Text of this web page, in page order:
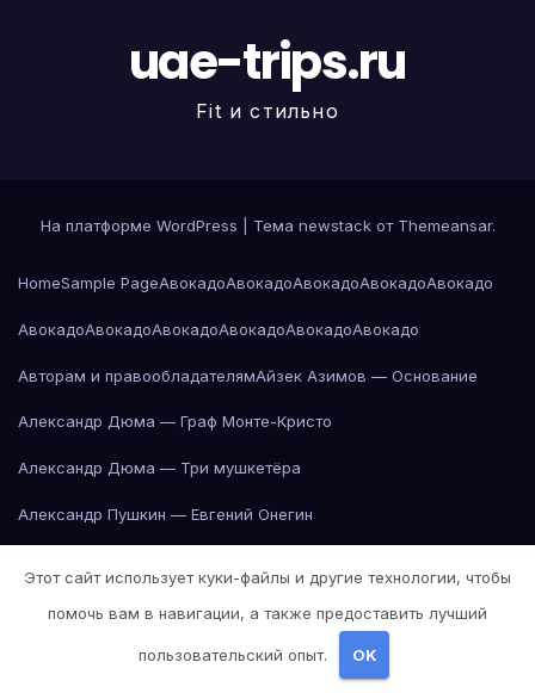
uae-trips.ru
Fit и стильно
На платформе WordPress Тема newstack от Themeansar.
HomeSample PageАвокадоАвокадоАвокадоАвокадоАвокадо
АвокадоАвокадоАвокадоАвокадоАвокадоАвокадо
Авторам и правообладателямАйзек Азимов — Основание
Александр Дюма — Граф Монте-Кристо
Александр Дюма — Три мушкетёра
Александр Пушкин — Евгений Онегин
Александр Пушкин — Евгений Онегин
Александр Пушкин — Евгений Онегин
Этот сайт использует куки-файлы и другие технологии, чтобы
помочь вам в навигации, а также предоставить лучший
пользовательский опыт. OK